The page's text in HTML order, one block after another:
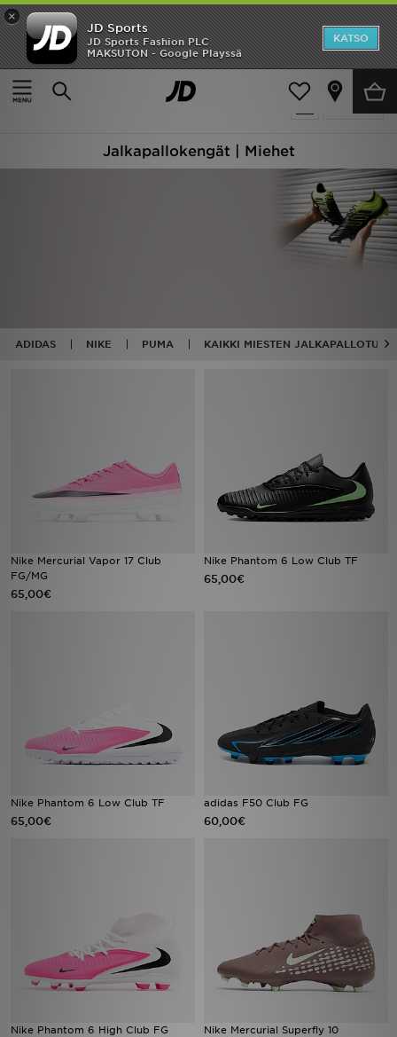
×
JD Sports
JD Sports Fashion PLC
MAKSUTON - Google Playssä
KATSO
Etusivu
Miehet Miesten kengät Jalkapallokengät
Suodata
16 tuotetta
Jalkapallokengät | Miehet
ADIDAS NIKE PUMA KAIKKI MIESTEN
Nike Mercurial Vapor 17 Club
FG/MG
65,00€
Nike Phantom 6 Low Club TF
65,00€
Nike Phantom 6 Low Club TF
65,00€
adidas F50 Club FG
60,00€
Nike Phantom 6 High Club FG
Nike Mercurial Superfly 10
Etusivu
Ale
Lataa JD-sovellus
Minun JD
Minun viestini
Asiakaspalvelu ja tietoa